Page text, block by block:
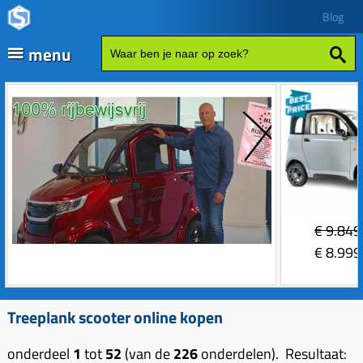
Blog
menu
Fatbikes
Scooter kopen
Zip
Sales
Elektrische delen
Achterlicht
Bobine
Motordelen
Achter tandwielen
Carburateurs (delen)
Frame delen
Achterbrug delen
Accessoires
€
€
Treeplank scooter online kopen
onderdeel 1 tot52 (van de226onderdelen). Resultaat: